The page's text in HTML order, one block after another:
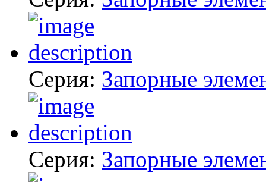
Серия: Запорные
Серия: Запорные